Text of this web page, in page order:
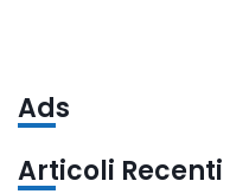
Ads
Articoli Recenti